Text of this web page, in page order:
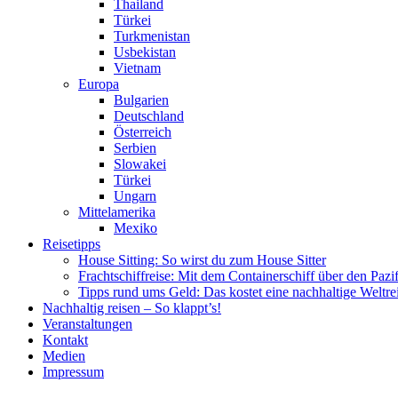
Thailand
Türkei
Turkmenistan
Usbekistan
Vietnam
Europa
Bulgarien
Deutschland
Österreich
Serbien
Slowakei
Türkei
Ungarn
Mittelamerika
Mexiko
Reisetipps
House Sitting: So wirst du zum House Sitter
Frachtschiffreise: Mit dem Containerschiff über den
Tipps rund ums Geld: Das kostet eine nachhaltige
Nachhaltig reisen – So klappt’s!
Veranstaltungen
Kontakt
Medien
Impressum